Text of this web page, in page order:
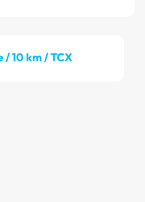
/ 10 km / TCX